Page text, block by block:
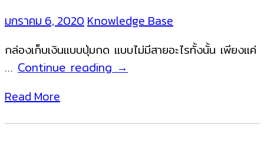
มกราคม 6, 2020Knowledge Base
กล่องเก็บเงินแบบปุ่มกด แบบไม่มีสายอะไรทั้งนั้น เพียงแค่
… Continue readingลิ้น
เงิน
→
Read More